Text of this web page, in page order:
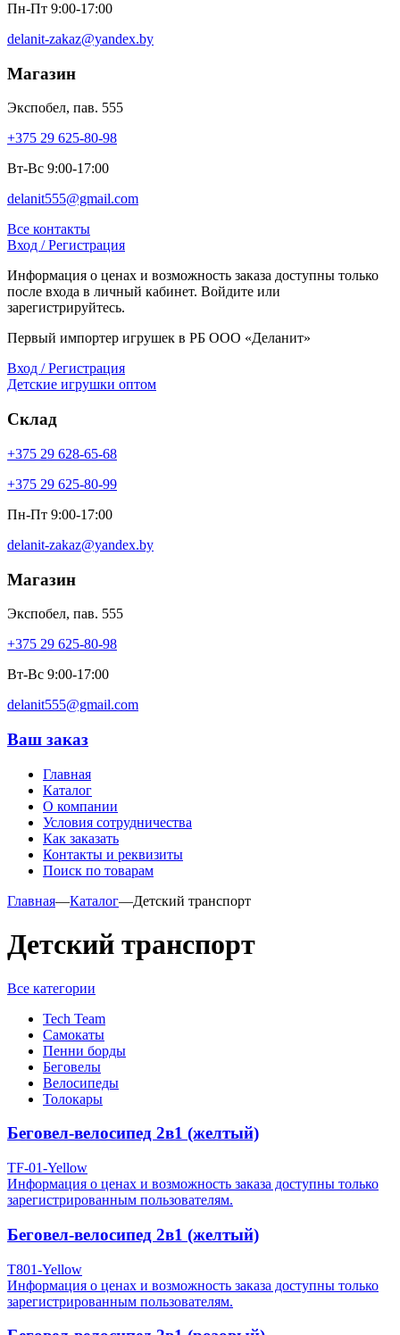
Пн-Пт 9:00-17:00
delanit-zakaz@yandex.by
Магазин
Экспобел, пав. 555
+375 29 625-80-98
Вт-Вс 9:00-17:00
delanit555@gmail.com
Все контакты
Вход / Регистрация
Информация о ценах и возможность заказа доступны только
после входа в личный кабинет. Войдите или
зарегистрируйтесь.
Первый импортер игрушек в РБ ООО «Деланит»
Вход / Регистрация
Детские игрушки оптом
Склад
+375 29 628-65-68
+375 29 625-80-99
Пн-Пт 9:00-17:00
delanit-zakaz@yandex.by
Магазин
Экспобел, пав. 555
+375 29 625-80-98
Вт-Вс 9:00-17:00
delanit555@gmail.com
Ваш заказ
Главная
Каталог
О компании
Условия сотрудничества
Как заказать
Контакты и реквизиты
Поиск по товарам
Главная—Каталог—Детский транспорт
Детский транспорт
Все категории
Tech Team
Самокаты
Пенни борды
Беговелы
Велосипеды
Толокары
Беговел-велосипед 2в1 (желтый)
TF-01-Yellow
Информация о ценах и возможность заказа доступны только
зарегистрированным пользователям.
Беговел-велосипед 2в1 (желтый)
T801-Yellow
Информация о ценах и возможность заказа доступны только
зарегистрированным пользователям.